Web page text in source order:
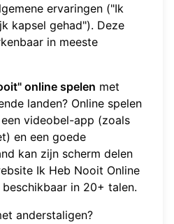
ervaringen ("Ik
kapsel gehad"). Deze
in meeste
online spelen met
landen? Online spelen
videobel-app (zoals
en een goede
kan zijn scherm delen
Ik Heb Nooit Online
in 20+ talen.
anderstaligen?